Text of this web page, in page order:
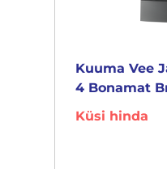
Kuuma Vee
4 Bonamat
Küsi hinda